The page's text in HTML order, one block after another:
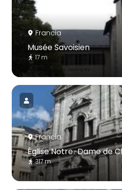
Francia
Musée Savoisien
17 m
Francia
Église Notre-Dame de
317 m